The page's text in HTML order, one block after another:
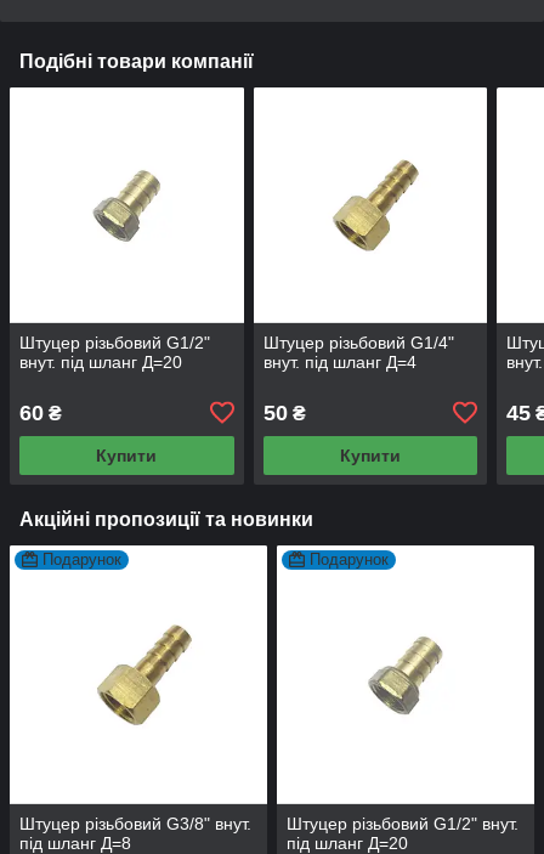
Подібні товари компанії
Штуцер різьбовий G1/2"
внут. під шланг Д=20
60 ₴
Купити
Штуцер різьбовий G1/4"
внут. під шланг Д=4
50₴
Купити
45
Акційні пропозиції та новинки
Подарунок
Штуцер різьбовий G3/8" внут.
під шланг Д=8
Подарунок
Штуцер різьбовий G1/2" внут.
під шланг Д=20